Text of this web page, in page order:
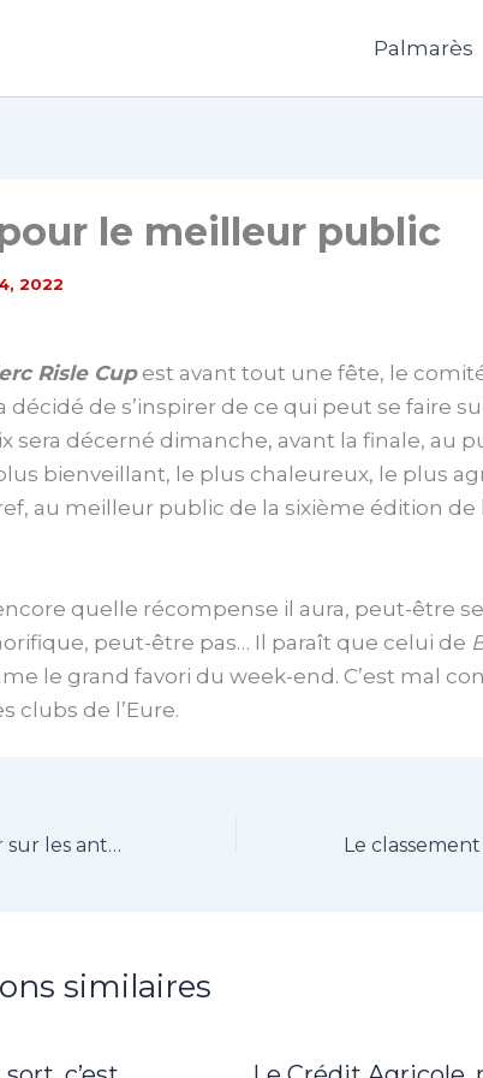
Palmarès
le meilleur public
2022
Risle Cupest avant tout une fête, le
décidé de s’inspirer de ce qui peut se faire
sera décerné dimanche, avant la finale, au
bienveillant, le plus chaleureux, le plus
au meilleur public de la sixième édition de
quelle récompense il aura, peut-être
peut-être pas… Il paraît que celui de
le grand favori du week-end. C’est mal
clubs de l’Eure.
Thomas Moutardier sur les antennes de France Bleu Normandie
similaires